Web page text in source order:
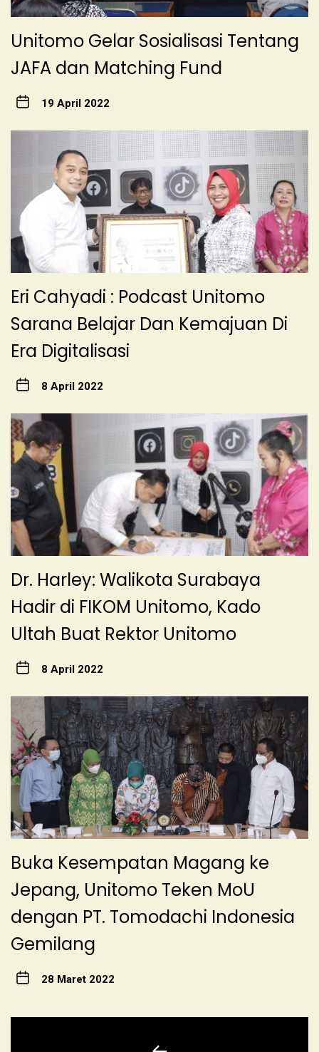
Unitomo Gelar Sosialisasi Tentang
JAFA dan Matching Fund
19 April 2022
Eri Cahyadi : Podcast Unitomo
Sarana Belajar Dan Kemajuan Di
Era Digitalisasi
8 April 2022
Dr. Harley: Walikota Surabaya
Hadir di FIKOM Unitomo, Kado
Ultah Buat Rektor Unitomo
8 April 2022
Buka Kesempatan Magang ke
Jepang, Unitomo Teken MoU
dengan PT. Tomodachi Indonesia
Gemilang
28 Maret 2022